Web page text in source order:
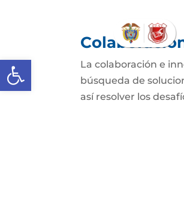
Abrir barra de herramientas
La colaboración e
búsqueda de
así resolver los